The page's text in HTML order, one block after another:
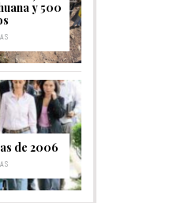
y 500
de 2006